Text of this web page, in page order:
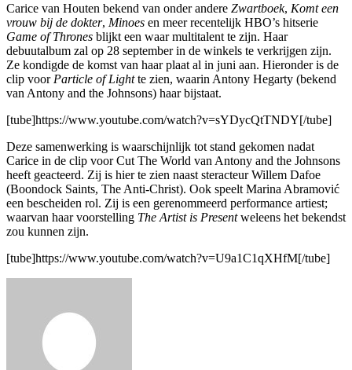
Carice van Houten bekend van onder andere Zwartboek, Komt een
vrouw bij de dokter, Minoes en meer recentelijk HBO’s hitserie
Game of Thrones blijkt een waar multitalent te zijn. Haar
debuutalbum zal op 28 september in de winkels te verkrijgen zijn.
Ze kondigde de komst van haar plaat al in juni aan. Hieronder is de
clip voor Particle of Lightte zien, waarin Antony Hegarty (bekend
van Antony and the Johnsons) haar bijstaat.
[tube]https://www.youtube.com/watch?v=sYDycQtTNDY[/tube]
Deze samenwerking is waarschijnlijk tot stand gekomen nadat
Carice in de clip voor Cut The World van Antony and the Johnsons
heeft geacteerd. Zij is hier te zien naast steracteur Willem Dafoe
(Boondock Saints, The Anti-Christ). Ook speelt Marina Abramović
een bescheiden rol. Zij is een gerenommeerd performance artiest;
waarvan haar voorstelling The Artist is Presentweleens het bekendst
zou kunnen zijn.
[tube]https://www.youtube.com/watch?v=U9a1C1qXHfM[/tube]